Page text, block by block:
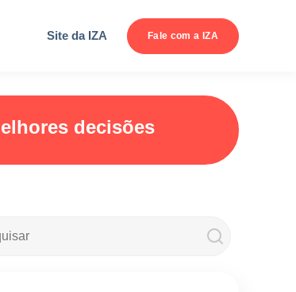
Site da IZA Fale com a IZA
decisões
um campo de pesquisa com recurso de sugestão